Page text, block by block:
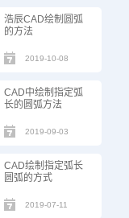
浩辰CAD绘制圆弧
的方法
2019-10-08
CAD中绘制指定弧
长的圆弧方法
2019-09-03
CAD绘制指定弧长
圆弧的方式
2019-07-11